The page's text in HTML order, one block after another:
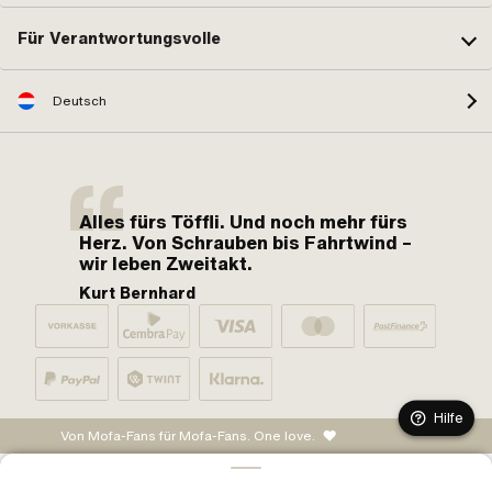
Für Verantwortungsvolle
Deutsch
Alles fürs Töffli. Und noch mehr fürs
Herz. Von Schrauben bis Fahrtwind –
wir leben Zweitakt.
Kurt Bernhard
Von Mofa-Fans für Mofa-Fans. One love.
Hilfe